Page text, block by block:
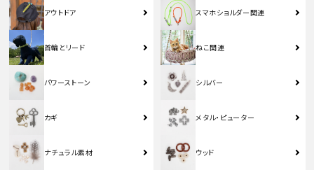
アウトドア スマホショルダー関連
首輪とリード ねこ関連
パワーストーン シルバー
カギ メタル・ピューター
ナチュラル素材 ウッド